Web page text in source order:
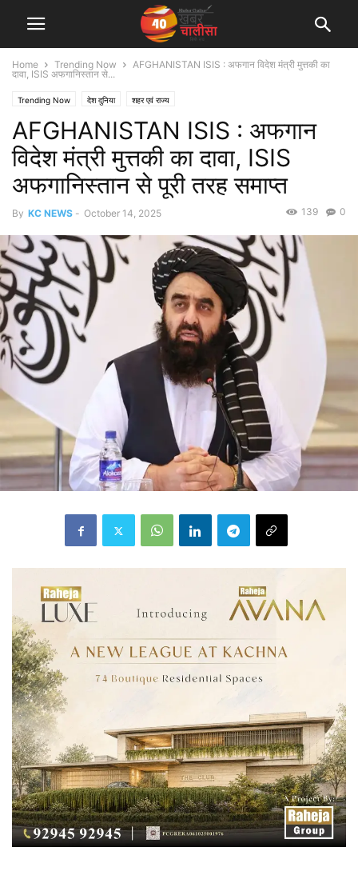
Home Trending Now
AFGHANISTAN ISIS : अफगान विदेश मंत्री मुत्तकी का
दावा, ISIS अफगानिस्तान से...
Trending Now देश दुनिया शहर एवं राज्य
AFGHANISTAN ISIS : अफगान
विदेश मंत्री मुत्तकी का दावा, ISIS
अफगानिस्तान से पूरी तरह समाप्त
By KC NEWS - October 14, 2025 0
139